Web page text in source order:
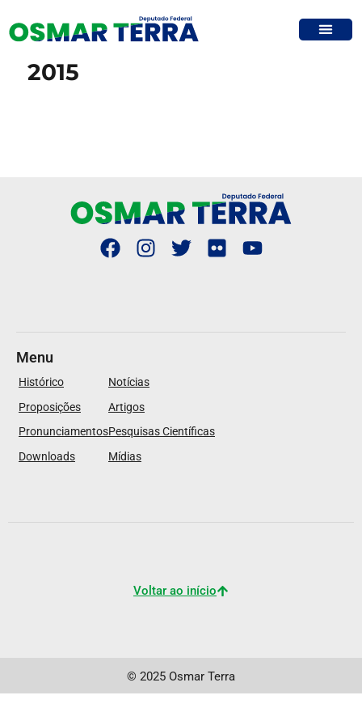
2015
Menu
Histórico
Proposições
Pronunciamentos
Downloads
Notícias
Artigos
Pesquisas Científicas
Mídias
Voltar ao início
© 2025 Osmar Terra